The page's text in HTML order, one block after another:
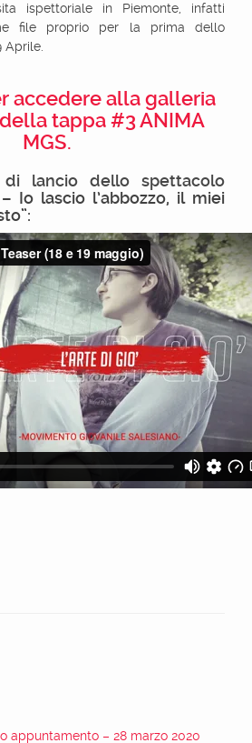
ispettoriale in Piemonte, infatti
file proprio per la prima dello
Aprile.
accedere alla galleria
tappa #3 ANIMA
MGS.
lancio dello spettacolo
– Io lascio l’abbozzo, il miei
appuntamento – 28 marzo 2020